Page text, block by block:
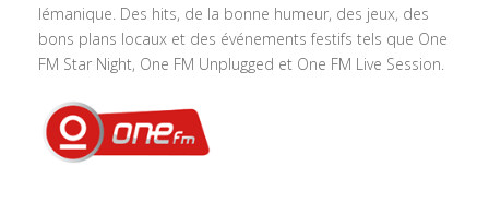
lémanique. Des hits, de la bonne humeur, des jeux, des
bons plans locaux et des événements festifs tels que One
FM Star Night, One FM Unplugged et One FM Live Session.